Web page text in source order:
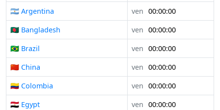
🇦🇷 Argentina
ven 00:00:00
🇧🇩 Bangladesh
ven 00:00:00
🇧🇷 Brazil
ven 00:00:00
🇨🇳 China
ven 00:00:00
🇨🇴 Colombia
ven 00:00:00
🇪🇬 Egypt
ven 00:00:00